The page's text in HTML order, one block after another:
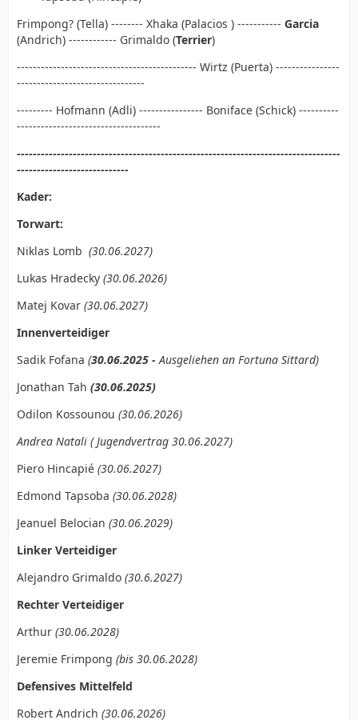
Frimpong? (Tella) -------- Xhaka (Palacios ) ----------- Garcia
(Andrich) ------------ Grimaldo (Terrier)
--------------------------------------------- Wirtz (Puerta) ----------------
--------------------------------
--------- Hofmann (Adli) ---------------- Boniface (Schick) ----------
------------------------------------
---------------------------------------------------------------------------------
----------------------------
Kader:
Torwart:
Niklas Lomb (30.06.2027)
Lukas Hradecky (30.06.2026)
Matej Kovar (30.06.2027)
Innenverteidiger
Sadik Fofana (30.06.2025 - Ausgeliehen an Fortuna Sittard)
Jonathan Tah (30.06.2025)
Odilon Kossounou (30.06.2026)
Andrea Natali ( Jugendvertrag 30.06.2027)
Piero Hincapié (30.06.2027)
Edmond Tapsoba (30.06.2028)
Jeanuel Belocian (30.06.2029)
Linker Verteidiger
Alejandro Grimaldo (30.6.2027)
Rechter Verteidiger
Arthur (30.06.2028)
Jeremie Frimpong (bis 30.06.2028)
Defensives Mittelfeld
Robert Andrich (30.06.2026)